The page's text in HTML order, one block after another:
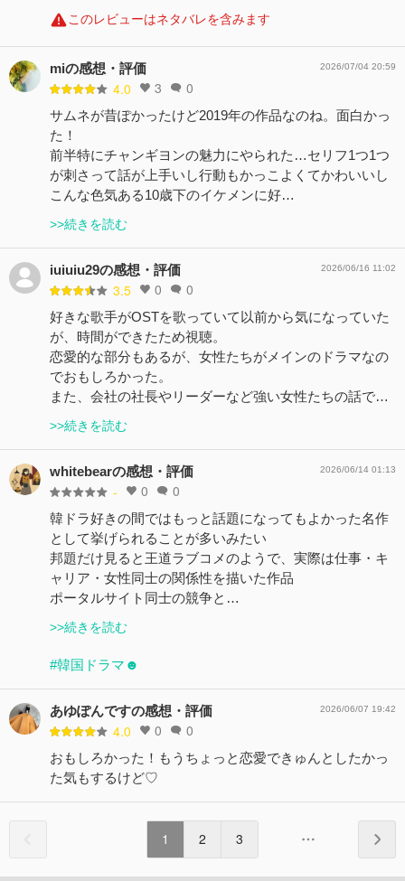
このレビューはネタバレを含みます
miの感想・評価
4.0 3 0
2026/07/04 20:59
サムネが昔ぽかったけど2019年の作品なのね。面白かっ
た！
前半特にチャンギヨンの魅力にやられた…セリフ1つ1つ
が刺さって話が上手いし行動もかっこよくてかわいいし
こんな色気ある10歳下のイケメンに好…
>>続きを読む
iuiuiu29の感想・評価
3.5 0 0
2026/06/16 11:02
好きな歌手がOSTを歌っていて以前から気になっていた
が、時間ができたため視聴。
恋愛的な部分もあるが、女性たちがメインのドラマなの
でおもしろかった。
また、会社の社長やリーダーなど強い女性たちの話で…
>>続きを読む
whitebearの感想・評価
- 0 0
2026/06/14 01:13
韓ドラ好きの間ではもっと話題になってもよかった名作
として挙げられることが多いみたい
邦題だけ見ると王道ラブコメのようで、実際は仕事・キ
ャリア・女性同士の関係性を描いた作品
ポータルサイト同士の競争と…
>>続きを読む
#韓国ドラマ☻
あゆぽんですの感想・評価
4.0 0 0
2026/06/07 19:42
おもしろかった！もうちょっと恋愛できゅんとしたかっ
た気もするけど♡
1 2 3